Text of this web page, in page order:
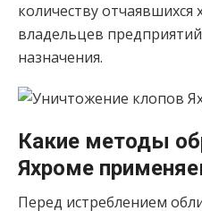
количеству
владельцев
назначения.
Какие методы
Яхроме
Перед истреблением